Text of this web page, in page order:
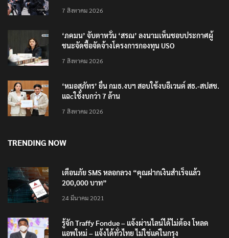
7 สิงหาคม 2026
‘ภคมน’ จับตาหวั่น ‘สรณ’ ลงนามเห็นชอบประกาศผู้
ชนะจัดซื้อจัดจ้างโครงการกองทุน USO
7 สิงหาคม 2026
‘หมอสุภัทร’ ยื่น กมธ.งบฯ สอบใช้งบอีเวนต์ สธ.-สปสช.
แฉcใช้งบกว่า 7 ล้าน
7 สิงหาคม 2026
TRENDING NOW
เตือนภัย SMS หลอกลวง “คุณฝากเงินสำเร็จแล้ว
200,000 บาท”
24 มีนาคม 2021
รู้จัก Traffy Fondue – แจ้งผ่านไลน์ได้ไม่ต้อง โหลด
แอพใหม่ – แจ้งได้ทั่วไทย ไม่ใช่แค่ในกรุง